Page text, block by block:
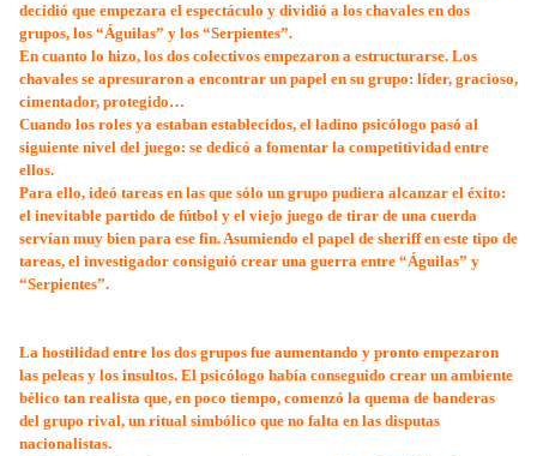
decidió que empezara el espectáculo y dividió a los chavales en dos
grupos, los “Águilas” y los “Serpientes”.
En cuanto lo hizo, los dos colectivos empezaron a estructurarse. Los
chavales se apresuraron a encontrar un papel en su grupo: líder, gracioso,
cimentador, protegido…
Cuando los roles ya estaban establecidos, el ladino psicólogo pasó al
siguiente nivel del juego: se dedicó a fomentar la competitividad entre
ellos.
Para ello, ideó tareas en las que sólo un grupo pudiera alcanzar el éxito:
el inevitable partido de fútbol y el viejo juego de tirar de una cuerda
servían muy bien para ese fin. Asumiendo el papel de sheriff en este tipo de
tareas, el investigador consiguió crear una guerra entre “Águilas” y
“Serpientes”.
La hostilidad entre los dos grupos fue aumentando y pronto empezaron
las peleas y los insultos. El psicólogo había conseguido crear un ambiente
bélico tan realista que, en poco tiempo, comenzó la quema de banderas
del grupo rival, un ritual simbólico que no falta en las disputas
nacionalistas.